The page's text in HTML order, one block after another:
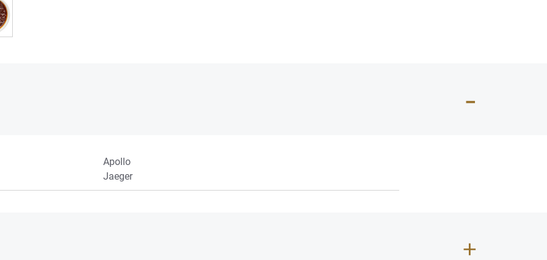
Apollo
Jaeger